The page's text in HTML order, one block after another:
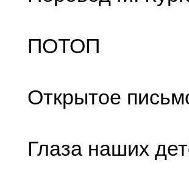
ПОТОП
Открытое
Глаза наших